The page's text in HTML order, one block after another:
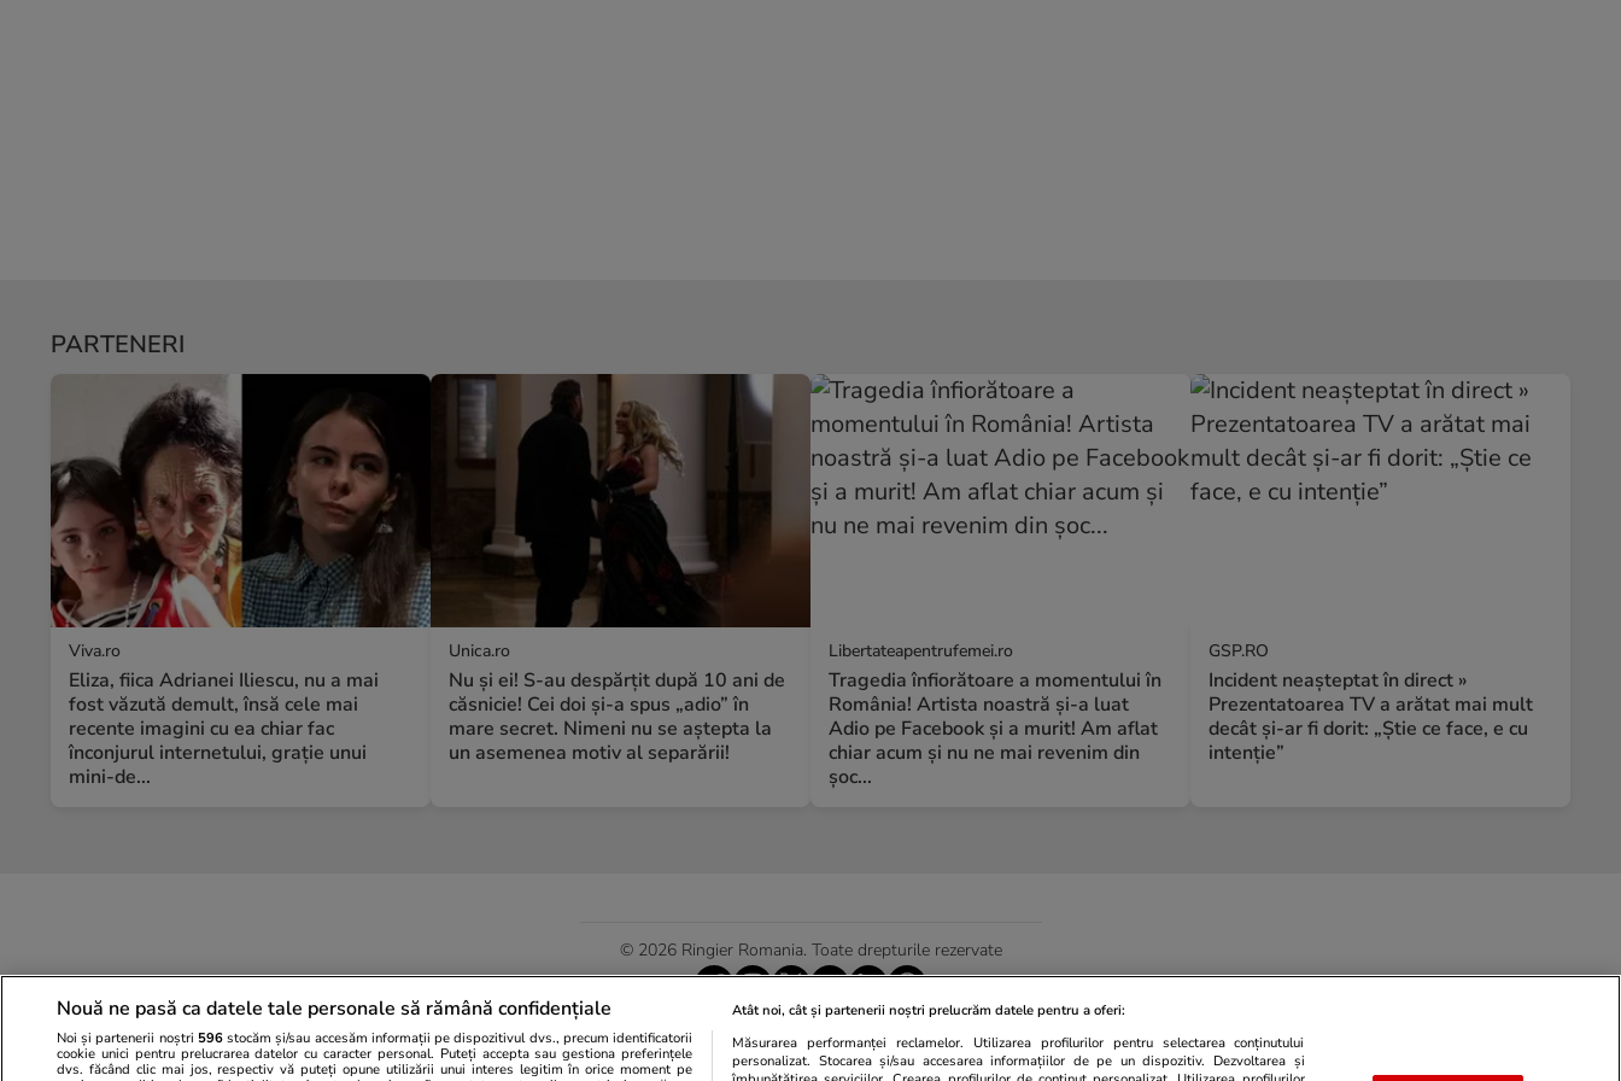
PARTENERI
Viva.ro
Eliza, fiica Adrianei Iliescu, nu a mai
fost văzută demult, însă cele mai
recente imagini cu ea chiar fac
înconjurul internetului, grație unui
mini-de...
Unica.ro
Nu și ei! S-au despărțit după 10 ani de
căsnicie! Cei doi și-a spus „adio” în
mare secret. Nimeni nu se aștepta la
un asemenea motiv al separării!
Libertateapentrufemei.ro
Tragedia înfiorătoare a momentului în
România! Artista noastră și-a luat
Adio pe Facebook și a murit! Am aflat
chiar acum și nu ne mai revenim din
șoc...
GSP.RO
Incident neașteptat în direct »
Prezentatoarea TV a arătat mai mult
decât și-ar fi dorit: „Știe ce face, e cu
intenție”
© 2026 Ringier Romania. Toate drepturile rezervate
Actualizare preferințe cookies
Nouă ne pasă ca datele tale personale să rămână confidențiale
Noi și partenerii noștri 596stocăm și/sau accesăm informații pe dispozitivul dvs., precum identificatorii
cookie unici pentru prelucrarea datelor cu caracter personal. Puteți accepta sau gestiona preferințele
dvs. făcând clic mai jos, respectiv vă puteți opune utilizării unui interes legitim în orice moment pe
Atât noi, cât și partenerii noștri prelucrăm datele pentru a oferi:
Măsurarea performanței reclamelor. Utilizarea profilurilor pentru selectarea conținutului
personalizat. Stocarea și/sau accesarea informațiilor de pe un dispozitiv. Dezvoltarea și